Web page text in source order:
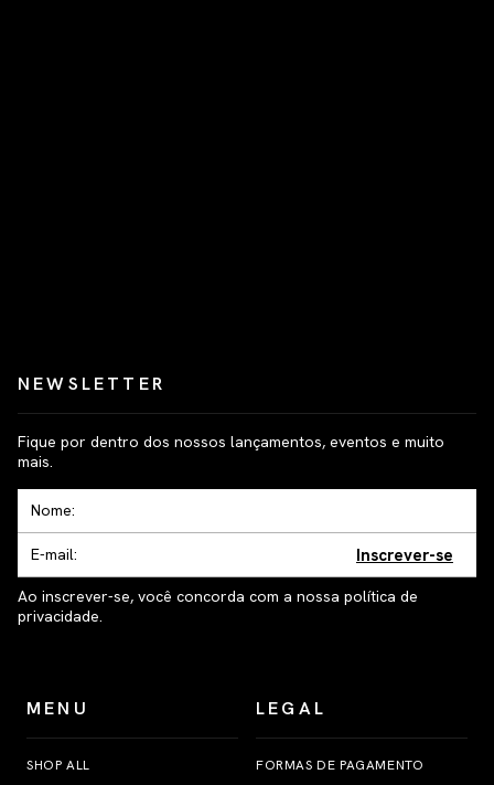
NEWSLETTER
Fique por dentro dos nossos lançamentos, eventos e muito
mais.
Inscrever-se
Ao inscrever-se, você concorda com a nossa política de
privacidade.
MENU
SHOP ALL
LEGAL
FORMAS DE PAGAMENTO